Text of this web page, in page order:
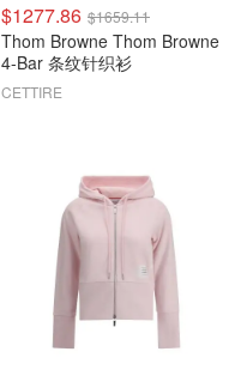
$1277.86 $1659.11
Thom Browne Thom Browne
4-Bar 条纹针织衫
CETTIRE